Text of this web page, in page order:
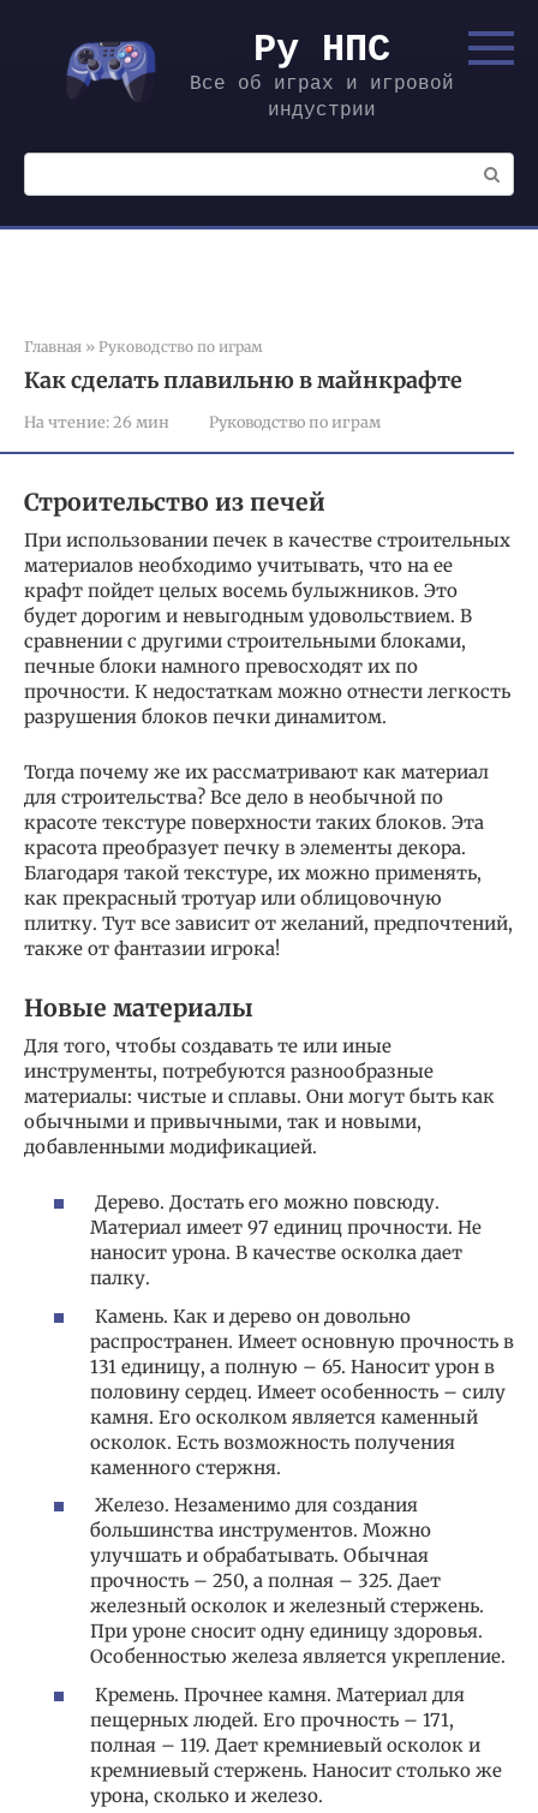
контенту
Ру НПС
Все об играх и игровой
индустрии
Поиск:
Главная » Руководство по играм
Как сделать плавильню в майнкрафте
На чтение: 26 мин Руководство по играм
Строительство из печей
При использовании печек в качестве строительных
материалов необходимо учитывать, что на ее
крафт пойдет целых восемь булыжников. Это
будет дорогим и невыгодным удовольствием. В
сравнении с другими строительными блоками,
печные блоки намного превосходят их по
прочности. К недостаткам можно отнести легкость
разрушения блоков печки динамитом.
Тогда почему же их рассматривают как материал
для строительства? Все дело в необычной по
красоте текстуре поверхности таких блоков. Эта
красота преобразует печку в элементы декора.
Благодаря такой текстуре, их можно применять,
как прекрасный тротуар или облицовочную
плитку. Тут все зависит от желаний, предпочтений,
также от фантазии игрока!
Новые материалы
Для того, чтобы создавать те или иные
инструменты, потребуются разнообразные
материалы: чистые и сплавы. Они могут быть как
обычными и привычными, так и новыми,
добавленными модификацией.
Дерево. Достать его можно повсюду.
Материал имеет 97 единиц прочности. Не
наносит урона. В качестве осколка дает
палку.
Камень. Как и дерево он довольно
распространен. Имеет основную прочность в
131 единицу, а полную – 65. Наносит урон в
половину сердец. Имеет особенность – силу
камня. Его осколком является каменный
осколок. Есть возможность получения
каменного стержня.
Железо. Незаменимо для создания
большинства инструментов. Можно
улучшать и обрабатывать. Обычная
прочность – 250, а полная – 325. Дает
железный осколок и железный стержень.
При уроне сносит одну единицу здоровья.
Особенностью железа является укрепление.
Кремень. Прочнее камня. Материал для
пещерных людей. Его прочность – 171,
полная – 119. Дает кремниевый осколок и
кремниевый стержень. Наносит столько же
урона, сколько и железо.